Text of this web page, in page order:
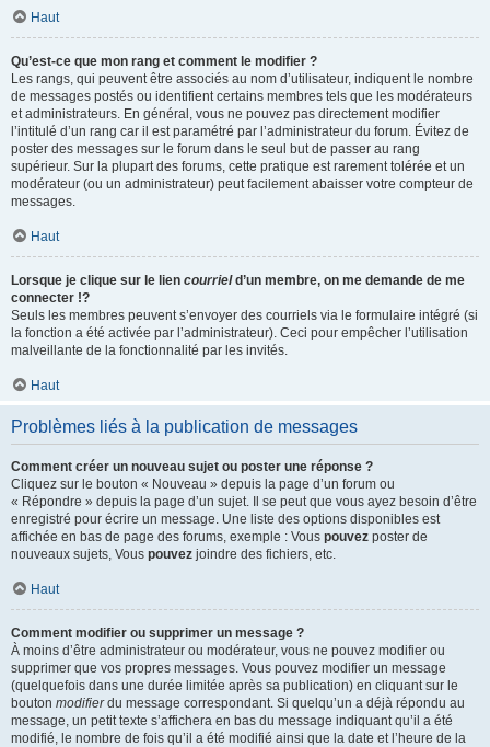
Haut
Qu’est-ce que mon rang et comment le modifier ?
Les rangs, qui peuvent être associés au nom d’utilisateur, indiquent le nombre
de messages postés ou identifient certains membres tels que les modérateurs
et administrateurs. En général, vous ne pouvez pas directement modifier
l’intitulé d’un rang car il est paramétré par l’administrateur du forum. Évitez de
poster des messages sur le forum dans le seul but de passer au rang
supérieur. Sur la plupart des forums, cette pratique est rarement tolérée et un
modérateur (ou un administrateur) peut facilement abaisser votre compteur de
messages.
Haut
Lorsque je clique sur le lien courrield’un membre, on me demande de me
connecter !?
Seuls les membres peuvent s’envoyer des courriels via le formulaire intégré (si
la fonction a été activée par l’administrateur). Ceci pour empêcher l’utilisation
malveillante de la fonctionnalité par les invités.
Haut
Problèmes liés à la publication de messages
Comment créer un nouveau sujet ou poster une réponse ?
Cliquez sur le bouton « Nouveau » depuis la page d’un forum ou
« Répondre » depuis la page d’un sujet. Il se peut que vous ayez besoin d’être
enregistré pour écrire un message. Une liste des options disponibles est
affichée en bas de page des forums, exemple : Vous pouvez poster de
nouveaux sujets, Vous pouvez joindre des fichiers, etc.
Haut
Comment modifier ou supprimer un message ?
À moins d’être administrateur ou modérateur, vous ne pouvez modifier ou
supprimer que vos propres messages. Vous pouvez modifier un message
(quelquefois dans une durée limitée après sa publication) en cliquant sur le
bouton modifierdu message correspondant. Si quelqu’un a déjà répondu au
message, un petit texte s’affichera en bas du message indiquant qu’il a été
modifié, le nombre de fois qu’il a été modifié ainsi que la date et l’heure de la